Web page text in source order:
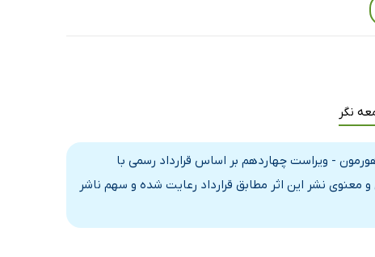
نگر
اول: هورمون‌ها و عملکرد هورمون - ویراست چهاردهم بر اساس قرارداد رسمی با
نشر این اثر مطابق قرارداد رعایت شده و سهم ناشر